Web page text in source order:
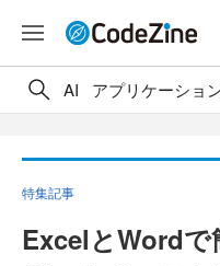
AI アプリケーショ
特集記事
ExcelとWordで